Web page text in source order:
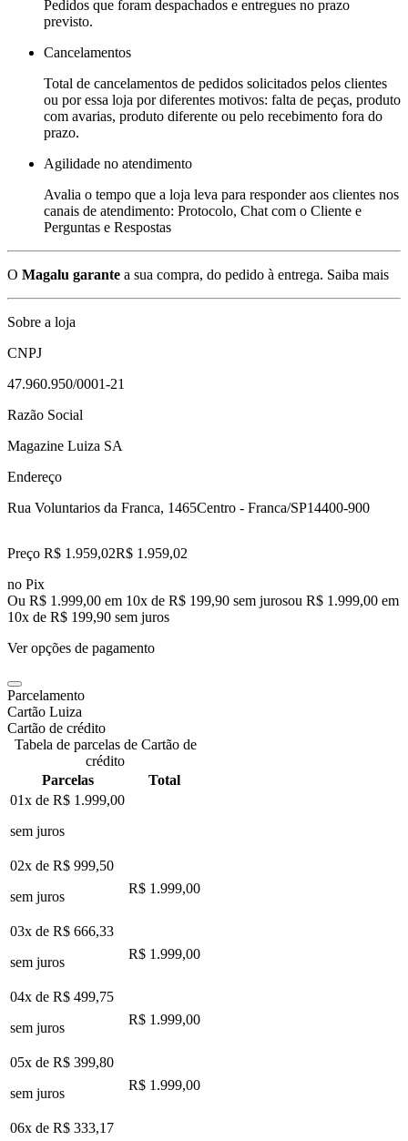
Pedidos que foram despachados e entregues no prazo
previsto.
Cancelamentos
Total de cancelamentos de pedidos solicitados pelos clientes
ou por essa loja por diferentes motivos: falta de peças, produto
com avarias, produto diferente ou pelo recebimento fora do
prazo.
Agilidade no atendimento
Avalia o tempo que a loja leva para responder aos clientes nos
canais de atendimento: Protocolo, Chat com o Cliente e
Perguntas e Respostas
O Magalu garante a sua compra, do pedido à entrega. Saiba mais
Sobre a loja
CNPJ
47.960.950/0001-21
Razão Social
Magazine Luiza SA
Endereço
Rua Voluntarios da Franca, 1465Centro - Franca/SP14400-900
Preço R$ 1.959,02R$ 1.959,02
no Pix
Ou R$ 1.999,00 em 10x de R$ 199,90 sem jurosou R$ 1.999,00 em
10x de R$ 199,90 sem juros
Ver opções de pagamento
Parcelamento
Cartão Luiza
Cartão de crédito
Tabela de parcelas de Cartão de
crédito
Parcelas
Total
01x de R$ 1.999,00
sem juros
02x de R$ 999,50
sem juros
R$ 1.999,00
03x de R$ 666,33
sem juros
R$ 1.999,00
04x de R$ 499,75
sem juros
R$ 1.999,00
05x de R$ 399,80
sem juros
R$ 1.999,00
06x de R$ 333,17